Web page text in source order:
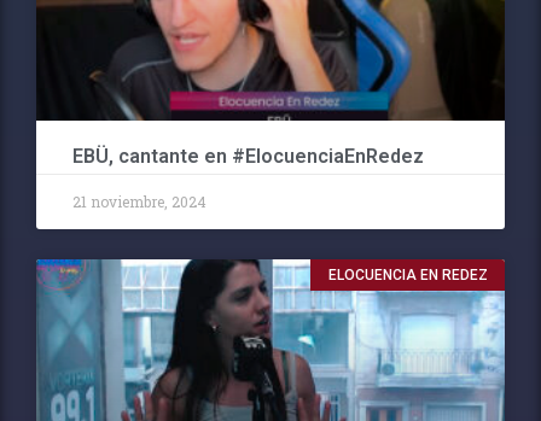
EBÜ, cantante en #ElocuenciaEnRedez
21 noviembre, 2024
ELOCUENCIA EN REDEZ